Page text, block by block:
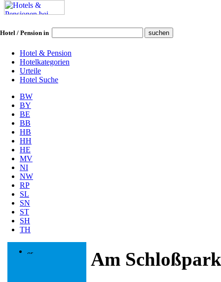
Hotel / Pension in
Hotel & Pension
Hotelkategorien
Urteile
Hotel Suche
BW
BY
BE
BB
HB
HH
HE
MV
NI
NW
RP
SL
SN
ST
SH
TH
Am Schloßpark